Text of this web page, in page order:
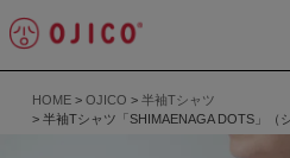
HOME OJICO
半袖Tシャツ
半袖Tシャツ「SHIMAENAGA DOTS」（